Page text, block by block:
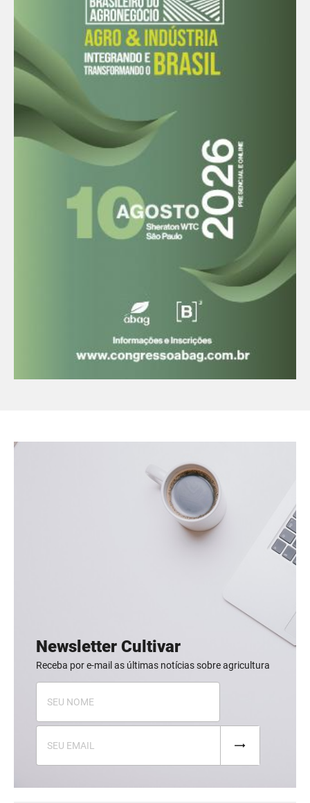
Newsletter Cultivar
Receba por e-mail as últimas notícias sobre agricultura